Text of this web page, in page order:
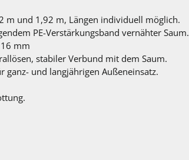
m und 1,92 m, Längen individuell möglich.
PE-Verstärkungsband vernähter Saum.
mm
stabiler Verbund mit dem Saum.
ganz- und langjährigen Außeneinsatz.